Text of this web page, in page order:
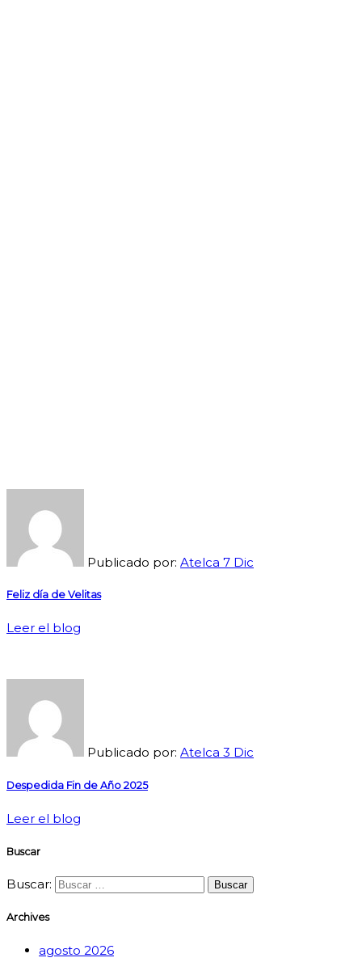
Publicado por: Atelca 7 Dic
Feliz día de Velitas
Leer el blog
Publicado por: Atelca 3 Dic
Despedida Fin de Año 2025
Leer el blog
Buscar
Buscar:
Archives
agosto 2026